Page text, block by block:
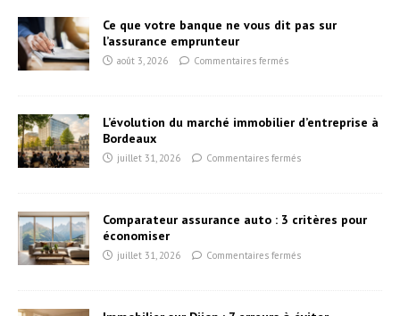
Ce que votre banque ne vous dit pas sur
l’assurance emprunteur
août 3, 2026 Commentaires fermés
L’évolution du marché immobilier d’entreprise à
Bordeaux
juillet 31, 2026 Commentaires fermés
Comparateur assurance auto : 3 critères pour
économiser
juillet 31, 2026 Commentaires fermés